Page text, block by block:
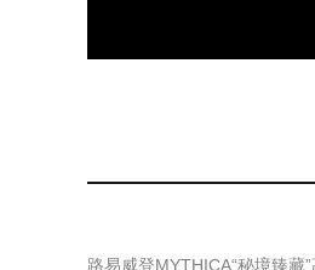
路易威登MYTHICA“秘境臻藏